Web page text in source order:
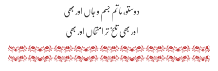
دوستو، ماتم جسم و جاں اور بھی
اور بھی تلخ تر امتحاں اور بھی